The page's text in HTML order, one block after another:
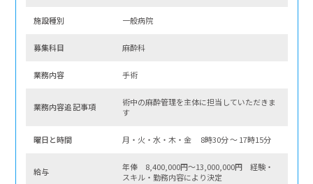
施設種別 一般病院
募集科⽬ 麻酔科
業務内容 手術
業務内容追記事項
術中の麻酔管理を主体に担当していただきま
す
曜⽇と時間 月・火・水・木・金 8時30分 〜 17時15分
給与
年俸 8,400,000円～13,000,000円 経験・
スキル・勤務内容により決定